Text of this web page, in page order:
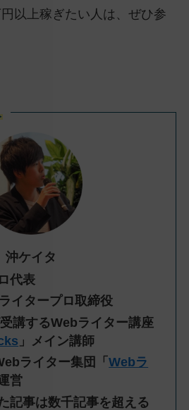
以上稼ぎたい人は、ぜひ参
沖ケイタ
代表
イタープロ取締役
講するWebライター講座
」メイン講師
ライター集団「Webラ
営
記事は数千記事を超える